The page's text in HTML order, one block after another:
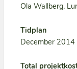
Ola Wallberg,
Tidplan
December
Total